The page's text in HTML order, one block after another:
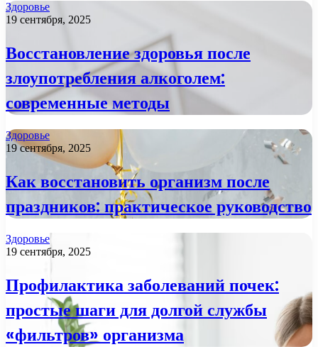
Здоровье
19 сентября, 2025
Восстановление здоровья после
злоупотребления алкоголем:
современные методы
Здоровье
19 сентября, 2025
Как восстановить организм после
праздников: практическое руководство
Здоровье
19 сентября, 2025
Профилактика заболеваний почек:
простые шаги для долгой службы
«фильтров» организма